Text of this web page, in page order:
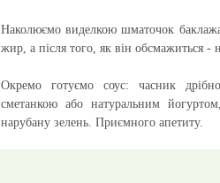
Наколюємо виделкою шматочок
жир, а після того, як він обсмажиться -
Окремо готуємо соус: часник
сметанкою або натуральним
нарубану зелень. Приємного апетиту.